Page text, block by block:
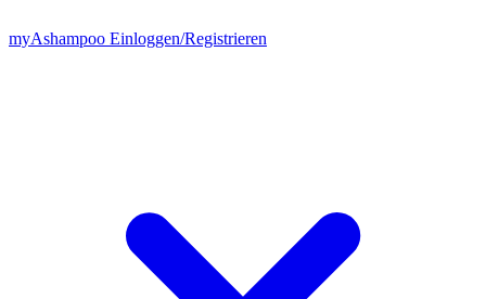
myAshampoo Einloggen/Registrieren